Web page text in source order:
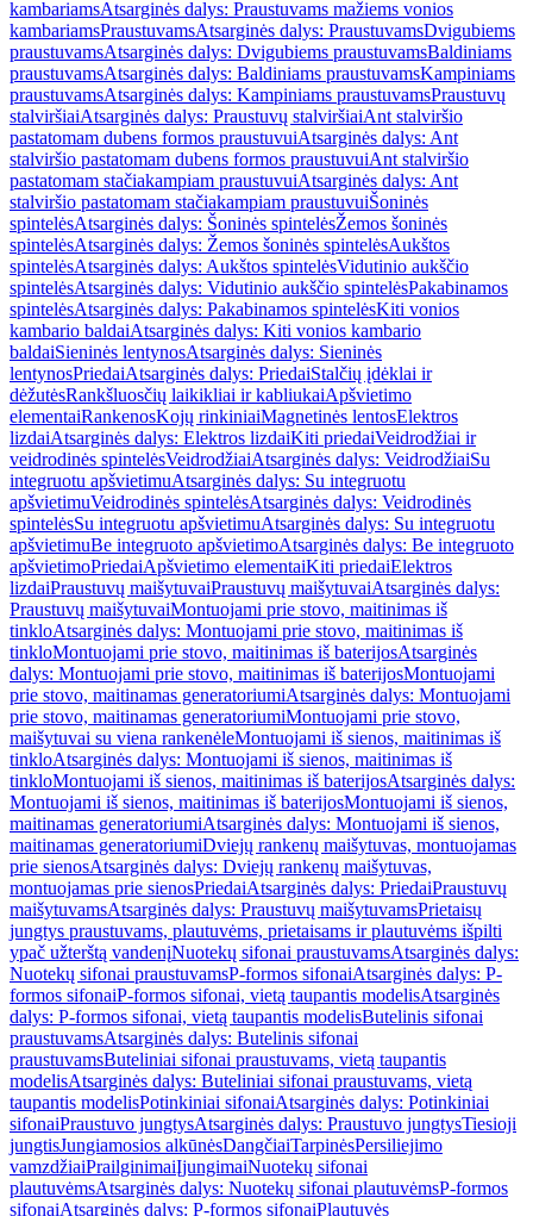
kambariamsAtsarginės dalys: Praustuvams mažiems vonios
kambariamsPraustuvamsAtsarginės dalys: PraustuvamsDvigubiems
praustuvamsAtsarginės dalys: Dvigubiems praustuvamsBaldiniams
praustuvamsAtsarginės dalys: Baldiniams praustuvamsKampiniams
praustuvamsAtsarginės dalys: Kampiniams praustuvamsPraustuvų
stalviršiaiAtsarginės dalys: Praustuvų stalviršiaiAnt stalviršio
pastatomam dubens formos praustuvuiAtsarginės dalys: Ant
stalviršio pastatomam dubens formos praustuvuiAnt stalviršio
pastatomam stačiakampiam praustuvuiAtsarginės dalys: Ant
stalviršio pastatomam stačiakampiam praustuvuiŠoninės
spintelėsAtsarginės dalys: Šoninės spintelėsŽemos šoninės
spintelėsAtsarginės dalys: Žemos šoninės spintelėsAukštos
spintelėsAtsarginės dalys: Aukštos spintelėsVidutinio aukščio
spintelėsAtsarginės dalys: Vidutinio aukščio spintelėsPakabinamos
spintelėsAtsarginės dalys: Pakabinamos spintelėsKiti vonios
kambario baldaiAtsarginės dalys: Kiti vonios kambario
baldaiSieninės lentynosAtsarginės dalys: Sieninės
lentynosPriedaiAtsarginės dalys: PriedaiStalčių įdėklai ir
dėžutėsRankšluosčių laikikliai ir kabliukaiApšvietimo
elementaiRankenosKojų rinkiniaiMagnetinės lentosElektros
lizdaiAtsarginės dalys: Elektros lizdaiKiti priedaiVeidrodžiai ir
veidrodinės spintelėsVeidrodžiaiAtsarginės dalys: VeidrodžiaiSu
integruotu apšvietimuAtsarginės dalys: Su integruotu
apšvietimuVeidrodinės spintelėsAtsarginės dalys: Veidrodinės
spintelėsSu integruotu apšvietimuAtsarginės dalys: Su integruotu
apšvietimuBe integruoto apšvietimoAtsarginės dalys: Be integruoto
apšvietimoPriedaiApšvietimo elementaiKiti priedaiElektros
lizdaiPraustuvų maišytuvaiPraustuvų maišytuvaiAtsarginės dalys:
Praustuvų maišytuvaiMontuojami prie stovo, maitinimas iš
tinkloAtsarginės dalys: Montuojami prie stovo, maitinimas iš
tinkloMontuojami prie stovo, maitinimas iš baterijosAtsarginės
dalys: Montuojami prie stovo, maitinimas iš baterijosMontuojami
prie stovo, maitinamas generatoriumiAtsarginės dalys: Montuojami
prie stovo, maitinamas generatoriumiMontuojami prie stovo,
maišytuvai su viena rankenėleMontuojami iš sienos, maitinimas iš
tinkloAtsarginės dalys: Montuojami iš sienos, maitinimas iš
tinkloMontuojami iš sienos, maitinimas iš baterijosAtsarginės dalys:
Montuojami iš sienos, maitinimas iš baterijosMontuojami iš sienos,
maitinamas generatoriumiAtsarginės dalys: Montuojami iš sienos,
maitinamas generatoriumiDviejų rankenų maišytuvas, montuojamas
prie sienosAtsarginės dalys: Dviejų rankenų maišytuvas,
montuojamas prie sienosPriedaiAtsarginės dalys: PriedaiPraustuvų
maišytuvamsAtsarginės dalys: Praustuvų maišytuvamsPrietaisų
jungtys praustuvams, plautuvėms, prietaisams ir plautuvėms išpilti
ypač užterštą vandenįNuotekų sifonai praustuvamsAtsarginės dalys:
Nuotekų sifonai praustuvamsP-formos sifonaiAtsarginės dalys: P-
formos sifonaiP-formos sifonai, vietą taupantis modelisAtsarginės
dalys: P-formos sifonai, vietą taupantis modelisButelinis sifonai
praustuvamsAtsarginės dalys: Butelinis sifonai
praustuvamsButeliniai sifonai praustuvams, vietą taupantis
modelisAtsarginės dalys: Buteliniai sifonai praustuvams, vietą
taupantis modelisPotinkiniai sifonaiAtsarginės dalys: Potinkiniai
sifonaiPraustuvo jungtysAtsarginės dalys: Praustuvo jungtysTiesioji
jungtisJungiamosios alkūnėsDangčiaiTarpinėsPersiliejimo
vamzdžiaiPrailginimaiĮjungimaiNuotekų sifonai
plautuvėmsAtsarginės dalys: Nuotekų sifonai plautuvėmsP-formos
sifonaiAtsarginės dalys: P-formos sifonaiPlautuvės